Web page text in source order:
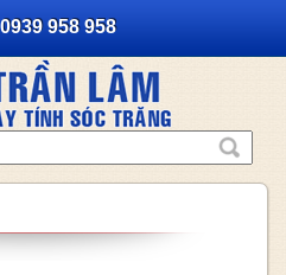
958 958